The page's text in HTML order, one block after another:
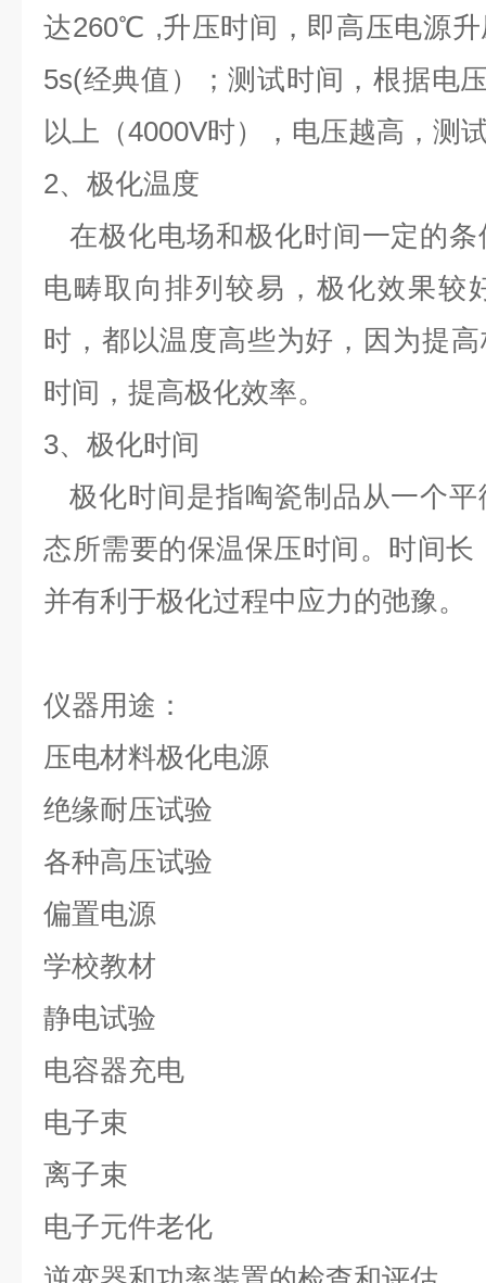
达260℃ ,升压时间，即高压电源
5s(经典值 ）
；测试时间，根据电
以上 （4000V时）， 电压越高，测
2、极化温度
在极化电场和极化时间一定的
电畴取向排列较易，极化效果较
时，都以温度高些为好，因为提
时间，提高极化效率。
3、极化时间
极化时间是指啕瓷制品从一个
态所需要的保温保压时间。时间
并有利于极化过程中应力的弛豫。
仪器用途：
压电材料极化电源
绝缘耐压试验
各种高压试验
偏置电源
学校教材
静电试验
电容器充电
电子束
离子束
电子元件老化